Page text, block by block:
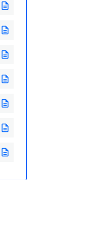
description
description
description
description
description
description
description